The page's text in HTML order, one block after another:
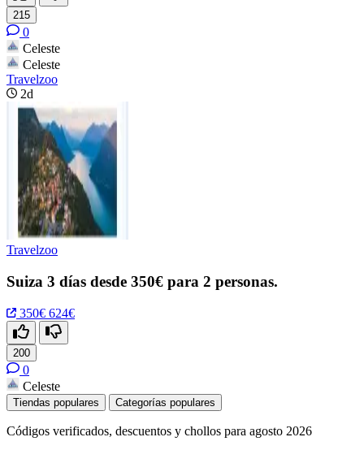
215
0
Celeste
Celeste
Travelzoo
2d
Travelzoo
Suiza 3 días desde 350€ para 2 personas.
350€ 624€
200
0
Celeste
Tiendas populares Categorías populares
Códigos verificados, descuentos y chollos para agosto 2026